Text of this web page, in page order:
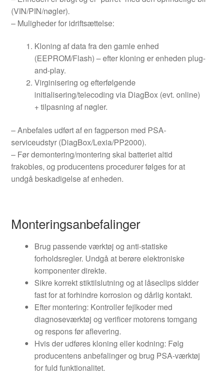
(VIN/PIN/nøgler).
– Muligheder for idriftsættelse:
Kloning af data fra den gamle enhed
(EEPROM/Flash) – efter kloning er enheden plug-
and-play.
Virginisering og efterfølgende
initialisering/telecoding via DiagBox (evt. online)
+ tilpasning af nøgler.
– Anbefales udført af en fagperson med PSA-
serviceudstyr (DiagBox/Lexia/PP2000).
– Før demontering/montering skal batteriet altid
frakobles, og producentens procedurer følges for at
undgå beskadigelse af enheden.
Monteringsanbefalinger
Brug passende værktøj og anti-statiske
forholdsregler. Undgå at berøre elektroniske
komponenter direkte.
Sikre korrekt stiktilslutning og at låseclips sidder
fast for at forhindre korrosion og dårlig kontakt.
Efter montering: Kontroller fejlkoder med
diagnoseværktøj og verificer motorens tomgang
og respons før aflevering.
Hvis der udføres kloning eller kodning: Følg
producentens anbefalinger og brug PSA-værktøj
for fuld funktionalitet.